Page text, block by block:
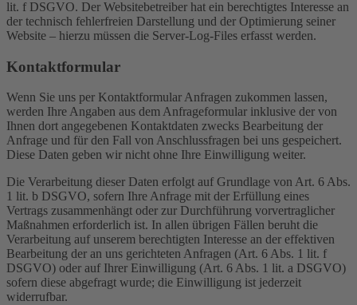
lit. f DSGVO. Der Websitebetreiber hat ein berechtigtes Interesse an
der technisch fehlerfreien Darstellung und der Optimierung seiner
Website – hierzu müssen die Server-Log-Files erfasst werden.
Kontaktformular
Wenn Sie uns per Kontaktformular Anfragen zukommen lassen,
werden Ihre Angaben aus dem Anfrageformular inklusive der von
Ihnen dort angegebenen Kontaktdaten zwecks Bearbeitung der
Anfrage und für den Fall von Anschlussfragen bei uns gespeichert.
Diese Daten geben wir nicht ohne Ihre Einwilligung weiter.
Die Verarbeitung dieser Daten erfolgt auf Grundlage von Art. 6 Abs.
1 lit. b DSGVO, sofern Ihre Anfrage mit der Erfüllung eines
Vertrags zusammenhängt oder zur Durchführung vorvertraglicher
Maßnahmen erforderlich ist. In allen übrigen Fällen beruht die
Verarbeitung auf unserem berechtigten Interesse an der effektiven
Bearbeitung der an uns gerichteten Anfragen (Art. 6 Abs. 1 lit. f
DSGVO) oder auf Ihrer Einwilligung (Art. 6 Abs. 1 lit. a DSGVO)
sofern diese abgefragt wurde; die Einwilligung ist jederzeit
widerrufbar.